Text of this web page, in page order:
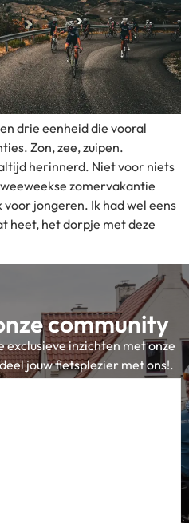
drie eenheid die vooral
Zon, zee, zuipen.
herinnerd. Niet voor niets
zomervakantie
jongeren. Ik had wel eens
heet, het dorpje met deze
community
exclusieve inzichten met onze
jouw fietsplezier met ons!.